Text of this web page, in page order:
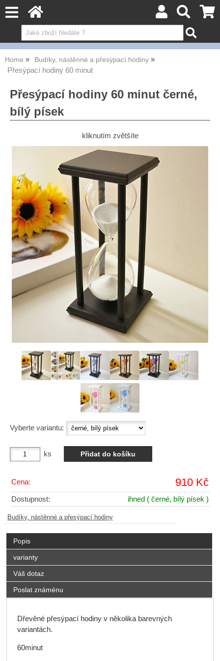
Home Budíky, nástěnné a přesýpací hodiny
Přesýpací hodiny 60 minut
Přesýpací hodiny 60 minut černé,
bílý písek
kliknutím zvětšíte
Vyberte variantu:
ks
Cena: 910 Kč
Dostupnost: ihned ( černé, bílý písek )
Budíky, nástěnné a přesýpací hodiny
Popis
varianty
Váš dotaz
Poslat známénu
Dřevěné přesýpací hodiny v několika barevných
variantách.
60minut